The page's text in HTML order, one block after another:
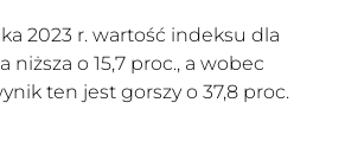
2023 r. wartość indeksu dla
niższa o 15,7 proc., a wobec
ten jest gorszy o 37,8 proc.